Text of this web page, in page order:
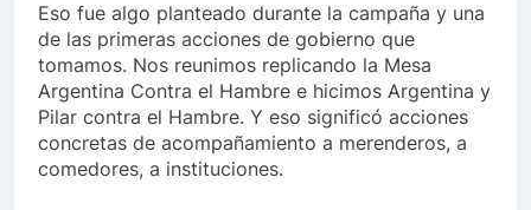
Eso fue algo planteado durante la campaña y una
de las primeras acciones de gobierno que
tomamos. Nos reunimos replicando la Mesa
Argentina Contra el Hambre e hicimos Argentina y
Pilar contra el Hambre. Y eso significó acciones
concretas de acompañamiento a merenderos, a
comedores, a instituciones.